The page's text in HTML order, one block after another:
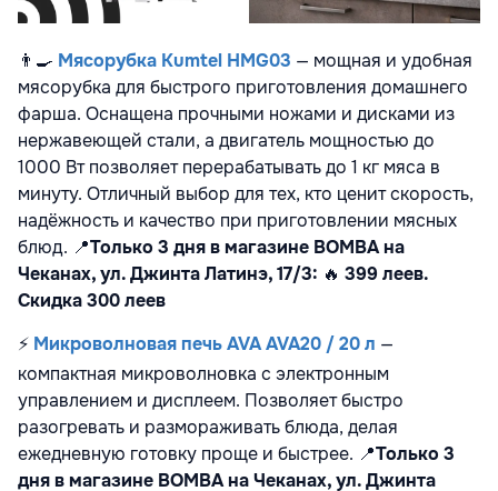
👨‍🍳 Мясорубка Kumtel HMG03 — мощная и удобная
мясорубка для быстрого приготовления домашнего
фарша. Оснащена прочными ножами и дисками из
нержавеющей стали, а двигатель мощностью до
1000 Вт позволяет перерабатывать до 1 кг мяса в
минуту. Отличный выбор для тех, кто ценит скорость,
надёжность и качество при приготовлении мясных
блюд. 📍Только 3 дня в магазине BOMBA на
Чеканах, ул. Джинта Латинэ, 17/3: 🔥 399 леев.
Скидка 300 леев
⚡ Микроволновая печь AVA AVA20 / 20 л —
компактная микроволновка с электронным
управлением и дисплеем. Позволяет быстро
разогревать и размораживать блюда, делая
ежедневную готовку проще и быстрее. 📍Только 3
дня в магазине BOMBA на Чеканах, ул. Джинта